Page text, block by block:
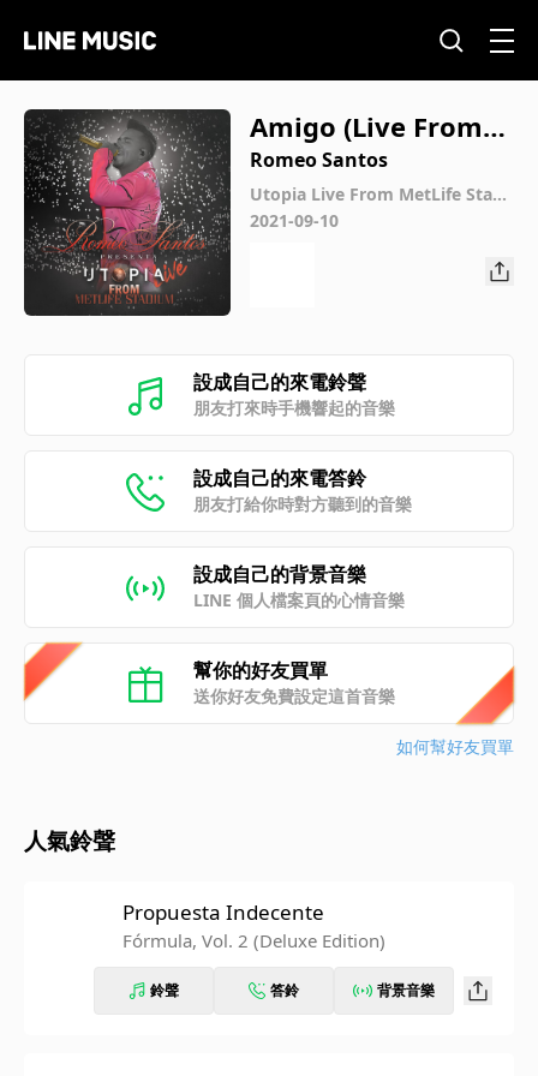
Amigo (Live From
MetLife Stadium)
Romeo Santos
Utopia Live From MetLife Stadi
um
2021-09-10
設成自己的來電鈴聲
朋友打來時手機響起的音樂
設成自己的來電答鈴
朋友打給你時對方聽到的音樂
設成自己的背景音樂
LINE 個人檔案頁的心情音樂
幫你的好友買單
送你好友免費設定這首音樂
如何幫好友買單
人氣鈴聲
Propuesta Indecente
Fórmula, Vol. 2 (Deluxe Edition)
鈴聲 答鈴 背景音樂